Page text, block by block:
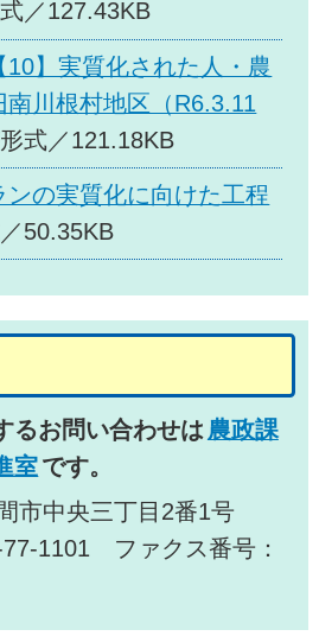
／127.43KB
10】実質化された人・農
川根村地区（R6.3.11
式／121.18KB
ンの実質化に向けた工程
50.35KB
るお問い合わせは 農政課
室です。
市中央三丁目2番1号
1101 ファクス番号：